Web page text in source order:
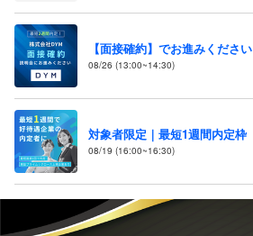
【面接確約】でお進みください
08/26 (13:00~14:30)
対象者限定｜最短1週間内定枠
08/19 (16:00~16:30)